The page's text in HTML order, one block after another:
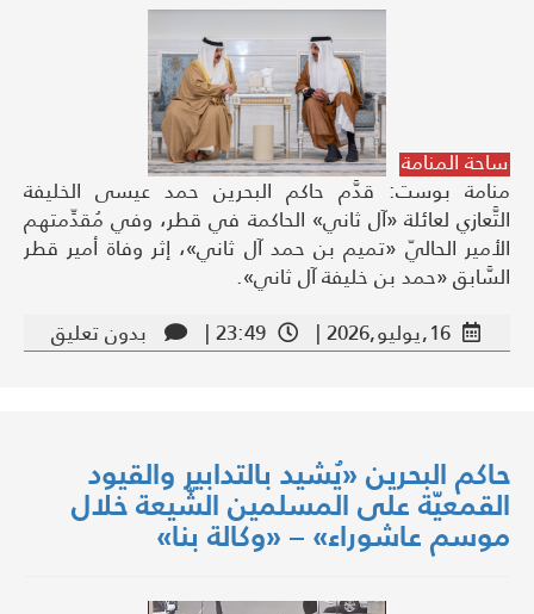
ساحة المنامة
منامة بوست: قدَّم حاكم البحرين حمد عيسى الخليفة
التَّعازي لعائلة «آل ثاني» الحاكمة في قطر، وفي مُقدِّمتهم
الأمير الحاليّ «تميم بن حمد آل ثاني»، إثر وفاة أمير قطر
السَّابق «حمد بن خليفة آل ثاني».
16,يوليو,2026 |
23:49 | بدون تعليق
حاكم البحرين «يُشيد بالتدابير والقيود
القمعيّة على المسلمين الشّيعة خلال
موسم عاشوراء» – «وكالة بنا»